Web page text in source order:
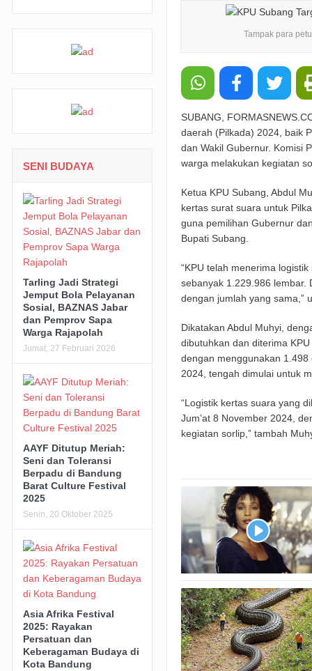
Padaringan Leuweung Awi Cisurupan
Funtastic 8 Basketball Cup 2026 Jadi
Farhan: Kritik Mahasiswa Penting untuk
BRI Peduli Serahkan Ambulans untuk
Groundbreaking TPPAS Legok Nangka
Tampak para
SUBANG,
daerah (Pilkada) 2024, baik
dan Wakil Gubernur. Komisi
warga melakukan kegiatan
Ketua KPU Subang, Abdul
kertas surat suara untuk
guna pemilihan Gubernur
Bupati Subang.
“KPU telah menerima
sebanyak 1.229.986 lembar.
dengan jumlah yang sama,”
Dikatakan Abdul Muhyi,
dibutuhkan dan diterima
dengan menggunakan 1.498
2024, tengah dimulai untuk
“Logistik kertas suara yang
Jum’at 8 November 2024,
kegiatan sorlip,” tambah
SENI BUDAYA
Tarling Jadi Strategi
Jemput Bola Pelayanan
Sosial, BAZNAS Jabar
dan Pemprov Sapa
Warga Rajapolah
Jumat, 27 Februari 2026
AAYF Ditutup Meriah:
Seni dan Toleransi
Berpadu di Bandung
Barat Culture Festival
2025
Senin, 20 Oktober 2025
Asia Afrika Festival
2025: Rayakan
Persatuan dan
Keberagaman Budaya di
Kota Bandung